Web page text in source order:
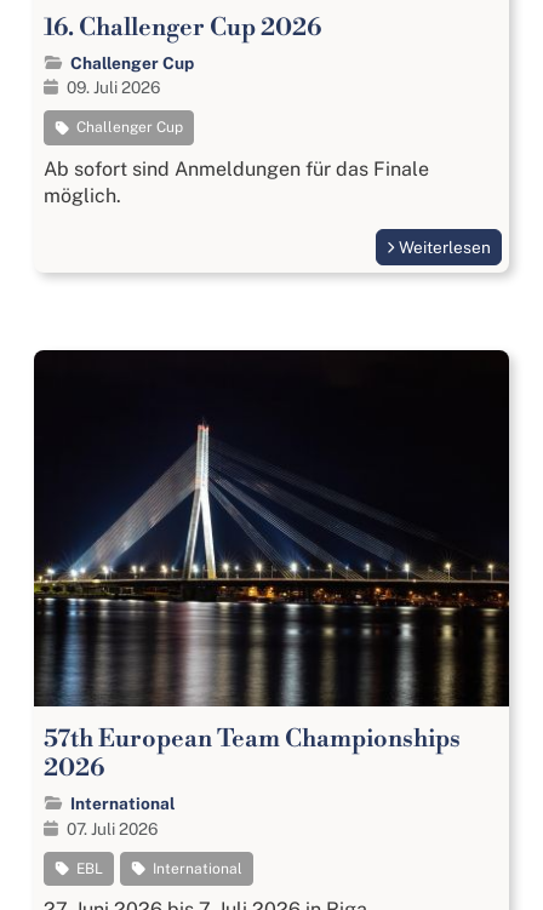
16. Challenger Cup 2026
Challenger Cup
09. Juli 2026
Challenger Cup
Ab sofort sind Anmeldungen für das Finale
möglich.
Weiterlesen
57th European Team Championships
2026
International
07. Juli 2026
EBL International